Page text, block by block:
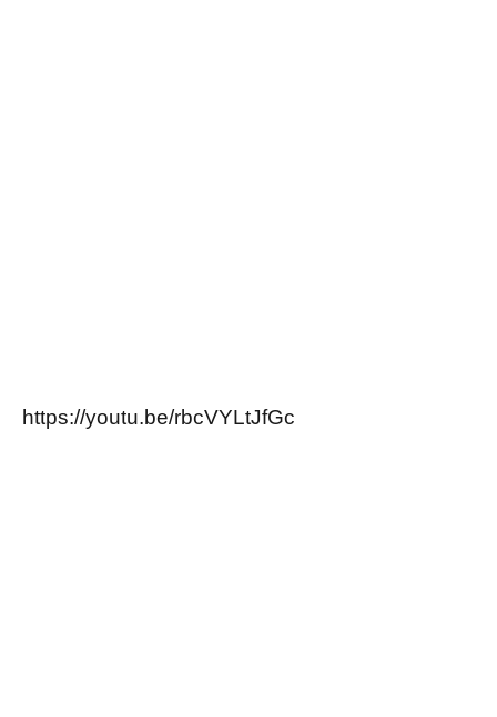
https://youtu.be/rbcVYLtJfGc